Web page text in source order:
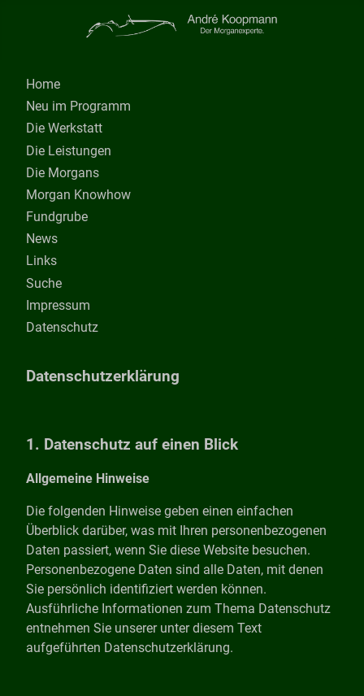
Home
Neu im Programm
Die Werkstatt
Die Leistungen
Die Morgans
Morgan Knowhow
Fundgrube
News
Links
Suche
Impressum
Datenschutz
Datenschutzerklärung
1. Datenschutz auf einen Blick
Allgemeine Hinweise
Die folgenden Hinweise geben einen einfachen
Überblick darüber, was mit Ihren personenbezogenen
Daten passiert, wenn Sie diese Website besuchen.
Personenbezogene Daten sind alle Daten, mit denen
Sie persönlich identifiziert werden können.
Ausführliche Informationen zum Thema Datenschutz
entnehmen Sie unserer unter diesem Text
aufgeführten Datenschutzerklärung.